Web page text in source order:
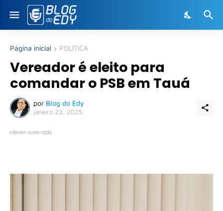
Página inicial POLÍTICA
Vereador é eleito para
comandar o PSB em Tauá
por Blog do Edy
janeiro 23, 2025
clever-core-ads